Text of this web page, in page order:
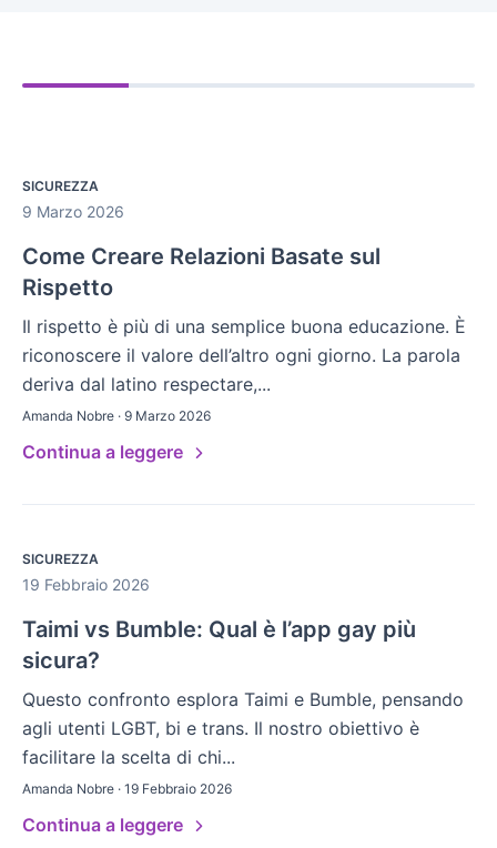
SICUREZZA
9 Marzo 2026
Come Creare Relazioni Basate sul
Rispetto
Il rispetto è più di una semplice buona educazione. È
riconoscere il valore dell’altro ogni giorno. La parola
deriva dal latino respectare,...
Amanda Nobre · 9 Marzo 2026
Continua a leggere
SICUREZZA
19 Febbraio 2026
Taimi vs Bumble: Qual è l’app gay più
sicura?
Questo confronto esplora Taimi e Bumble, pensando
agli utenti LGBT, bi e trans. Il nostro obiettivo è
facilitare la scelta di chi...
Amanda Nobre · 19 Febbraio 2026
Continua a leggere